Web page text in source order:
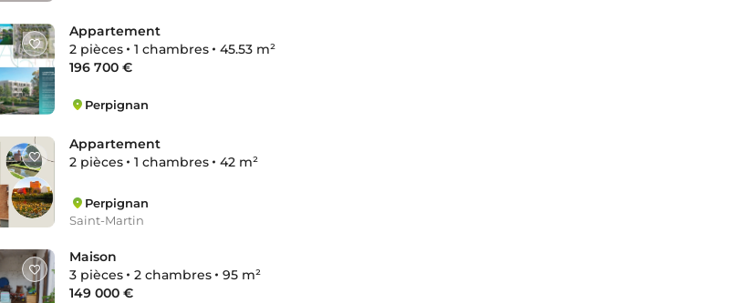
Appartement
2 pièces
1 chambres
45.53 m²
196 700 €
Perpignan
Appartement
2 pièces
1 chambres 42 m²
Perpignan
Saint-Martin
Maison
3 pièces
2 chambres
95 m²
149 000 €